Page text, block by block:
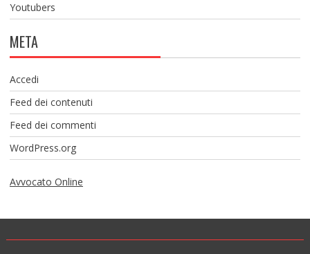
Youtubers
META
Accedi
Feed dei contenuti
Feed dei commenti
WordPress.org
Avvocato Online